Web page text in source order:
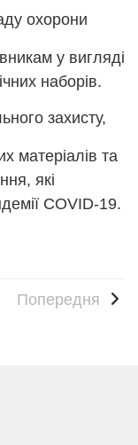
охорони
у вигляді
наборів.
захисту,
матеріалів та
які
COVID-19.
Попередня